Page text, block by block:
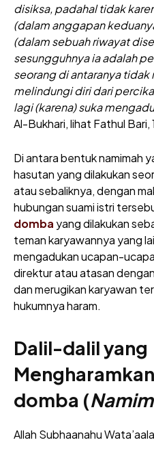
disiksa, padahal tidak
(dalam anggapan
(dalam sebuah riwayat
sesungguhnya ia adalah
seorang di antaranya
melindungi diri dari
lagi (karena) suka
Al-Bukhari, lihat Fathul Bari,
Di antara bentuk namimah
hasutan yang dilakukan
atau sebaliknya, dengan
hubungan suami istri
domba yang dilakukan
teman karyawannya yang
mengadukan ucapan-
direktur atau atasan
dan merugikan karyawan
hukumnya haram.
Dalil-dalil yang
domba (
Allah Subhaanahu